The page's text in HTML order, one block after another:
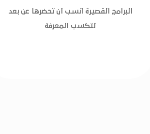
البرامج القصيرة أنسب أن تحضرها عن بعد
لتكسب المعرفة